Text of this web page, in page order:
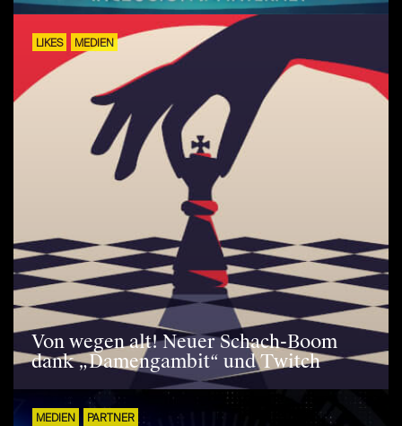
LIKES MEDIEN
Von wegen alt! Neuer Schach-Boom
dank „Damengambit“ und Twitch
MEDIEN PARTNER